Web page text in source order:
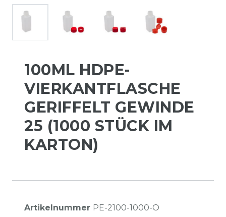
100ML HDPE-
VIERKANTFLASCHE
GERIFFELT GEWINDE
25 (1000 STÜCK IM
KARTON)
Artikelnummer PE-2100-1000-O